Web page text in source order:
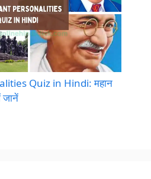
Quiz in Hindi: महान
जानें